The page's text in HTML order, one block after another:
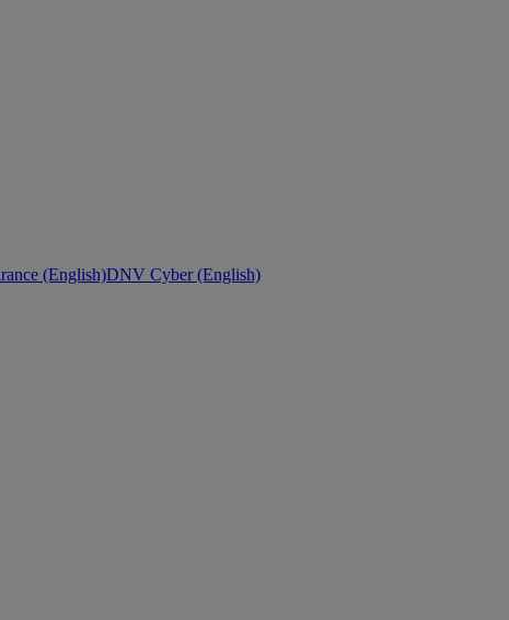
(English)DNV Cyber (English)